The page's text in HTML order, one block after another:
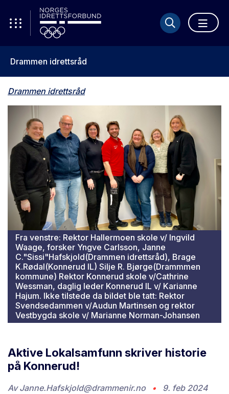
Drammen idrettsråd
Drammen idrettsråd
Fra venstre: Rektor Hallermoen skole v/ Ingvild
Waage, forsker Yngve Carlsson, Janne
C."Sissi"Hafskjold(Drammen idrettsråd), Brage
K.Rødal(Konnerud IL) Silje R. Bjørge(Drammmen
kommune) Rektor Konnerud skole v/Cathrine
Wessman, daglig leder Konnerud IL v/ Karianne
Hajum. Ikke tilstede da bildet ble tatt: Rektor
Svendsedammen v/Audun Martinsen og rektor
Vestbygda skole v/ Marianne Norman-Johansen
Aktive Lokalsamfunn skriver historie
på Konnerud!
AvJanne.Hafskjold@drammenir.no • 9. feb 2024